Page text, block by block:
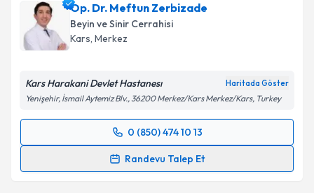
Op. Dr. Meftun Zerbizade
Beyin ve Sinir Cerrahisi
Kars, Merkez
Kars Harakani Devlet Hastanesı Haritada Göster
Yenişehir, İsmail Aytemiz Blv., 36200 Merkez/Kars Merkez/Kars, Turkey
0 (850) 474 10 13
Randevu Talep Et
Randevu Takvimi Talebi